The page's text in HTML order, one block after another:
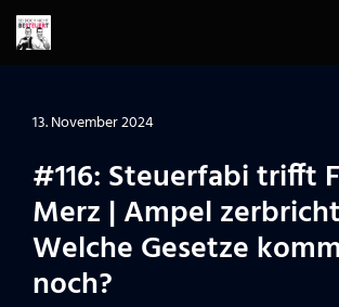
Zum
springen
13. November 2024
#116: Steuerfabi trifft
Merz | Ampel
Welche Gesetze
noch?